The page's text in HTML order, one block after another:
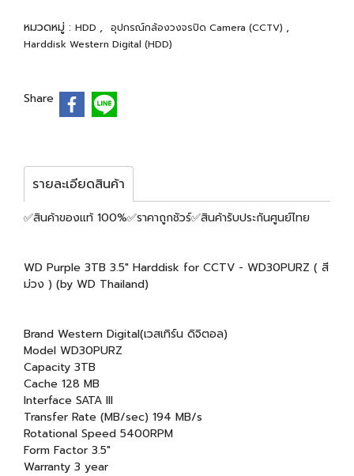
หมวดหมู่ : HDD , อุปกรณ์กล้องวงจรปิด Camera (CCTV) ,
Harddisk Western Digital (HDD)
Share
รายละเอียดสินค้า
✅สินค้าของแท้ 100%✅ราคาถูกชัวร์✅สินค้ารับประกันศูนย์ไทย
WD Purple 3TB 3.5" Harddisk for CCTV - WD30PURZ ( สี
ม่วง ) (by WD Thailand)
Brand Western Digital(เวสเทิร์น ดิจิตอล)
Model WD30PURZ
Capacity 3TB
Cache 128 MB
Interface SATA III
Transfer Rate (MB/sec) 194 MB/s
Rotational Speed 5400RPM
Form Factor 3.5"
Warranty 3 year